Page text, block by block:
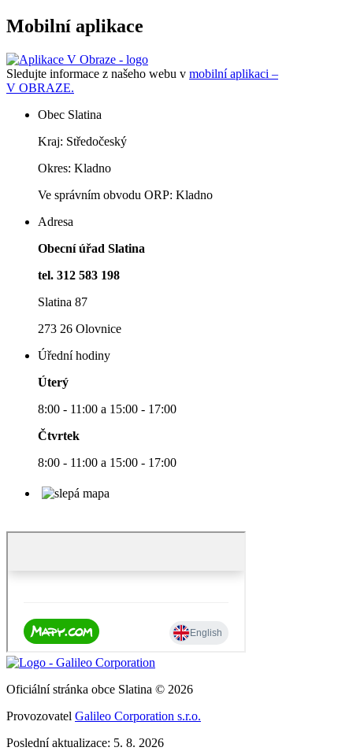
Mobilní aplikace
Sledujte informace z našeho webu v mobilní aplikaci –
V OBRAZE.
Obec Slatina
Kraj: Středočeský
Okres: Kladno
Ve správním obvodu ORP: Kladno
Adresa
Obecní úřad Slatina
tel. 312 583 198
Slatina 87
273 26 Olovnice
Úřední hodiny
Úterý
8:00 - 11:00 a 15:00 - 17:00
Čtvrtek
8:00 - 11:00 a 15:00 - 17:00
Oficiální stránka obce Slatina © 2026
Provozovatel Galileo Corporation s.r.o.
Poslední aktualizace: 5. 8. 2026